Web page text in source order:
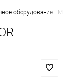
оборудование ТМ